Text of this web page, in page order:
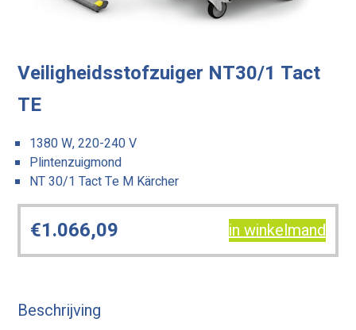
Veiligheidsstofzuiger NT30/1 Tact
TE
1380 W, 220-240 V
Plintenzuigmond
NT 30/1 Tact Te M Kärcher
€1.066,09 in winkelmand
Beschrijving